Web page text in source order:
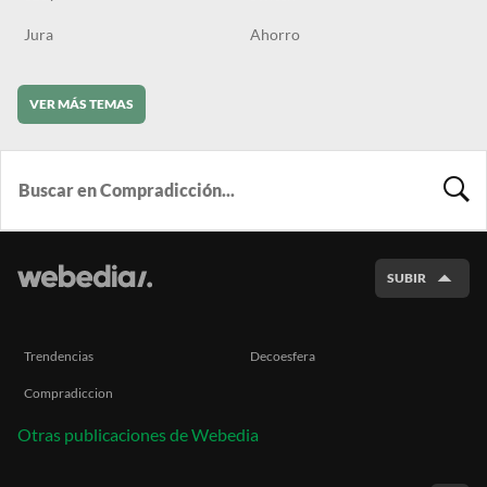
Jura Ahorro
VER MÁS TEMAS
SUBIR
Trendencias Decoesfera
Compradiccion
Otras publicaciones de Webedia